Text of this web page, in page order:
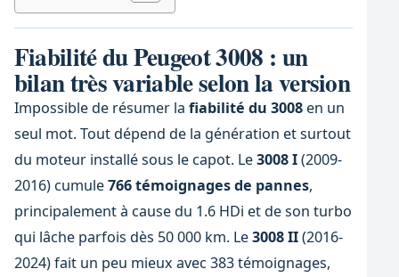
Fiabilité du Peugeot 3008 : un
bilan très variable selon la version
Impossible de résumer la fiabilité du 3008en un
seul mot. Tout dépend de la génération et surtout
du moteur installé sous le capot. Le3008 I(2009-
2016) cumule766 témoignages de pannes,
principalement à cause du 1.6 HDi et de son turbo
qui lâche parfois dès 50 000 km. Le3008 II(2016-
2024) fait un peu mieux avec 383 témoignages,